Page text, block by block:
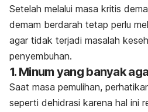
Setelah melalui masa kritis
demam berdarah tetap perlu
agar tidak terjadi masalah
penyembuhan.
1. Minum yang banyak
Saat masa pemulihan,
seperti dehidrasi karena hal ini